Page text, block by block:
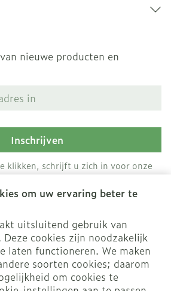
om uw ervaring beter te
uitsluitend gebruik van
Deze cookies zijn noodzakelijk
laten functioneren. We maken
soorten cookies; daarom
om cookies te
nieuwe producten en
Inschrijven
klikken, schrijft u zich in voor onze
akkoord met onzeprivacy policy.